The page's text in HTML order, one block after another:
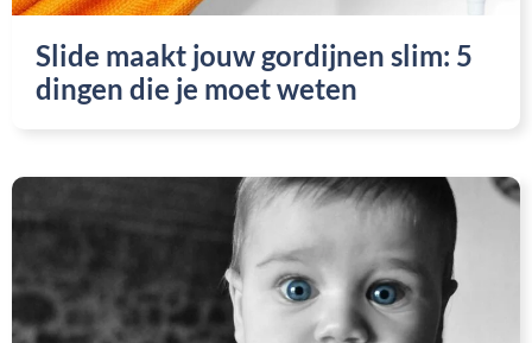
Slide maakt jouw gordijnen slim: 5
dingen die je moet weten